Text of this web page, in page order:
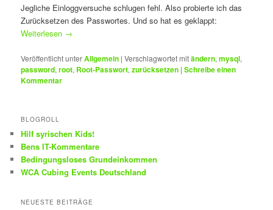
Jegliche Einloggversuche schlugen fehl. Also probierte ich das
Zurücksetzen des Passwortes. Und so hat es geklappt:
Weiterlesen →
Veröffentlicht unterAllgemein |Verschlagwortet mitändern,mysql,
password,root, Root-Passwort,zurücksetzen |Schreibe einen
Kommentar
BLOGROLL
Hilf syrischen Kids!
Bens IT-Kommentare
Bedingungsloses Grundeinkommen
WCA Cubing Events Deutschland
NEUESTE BEITRÄGE